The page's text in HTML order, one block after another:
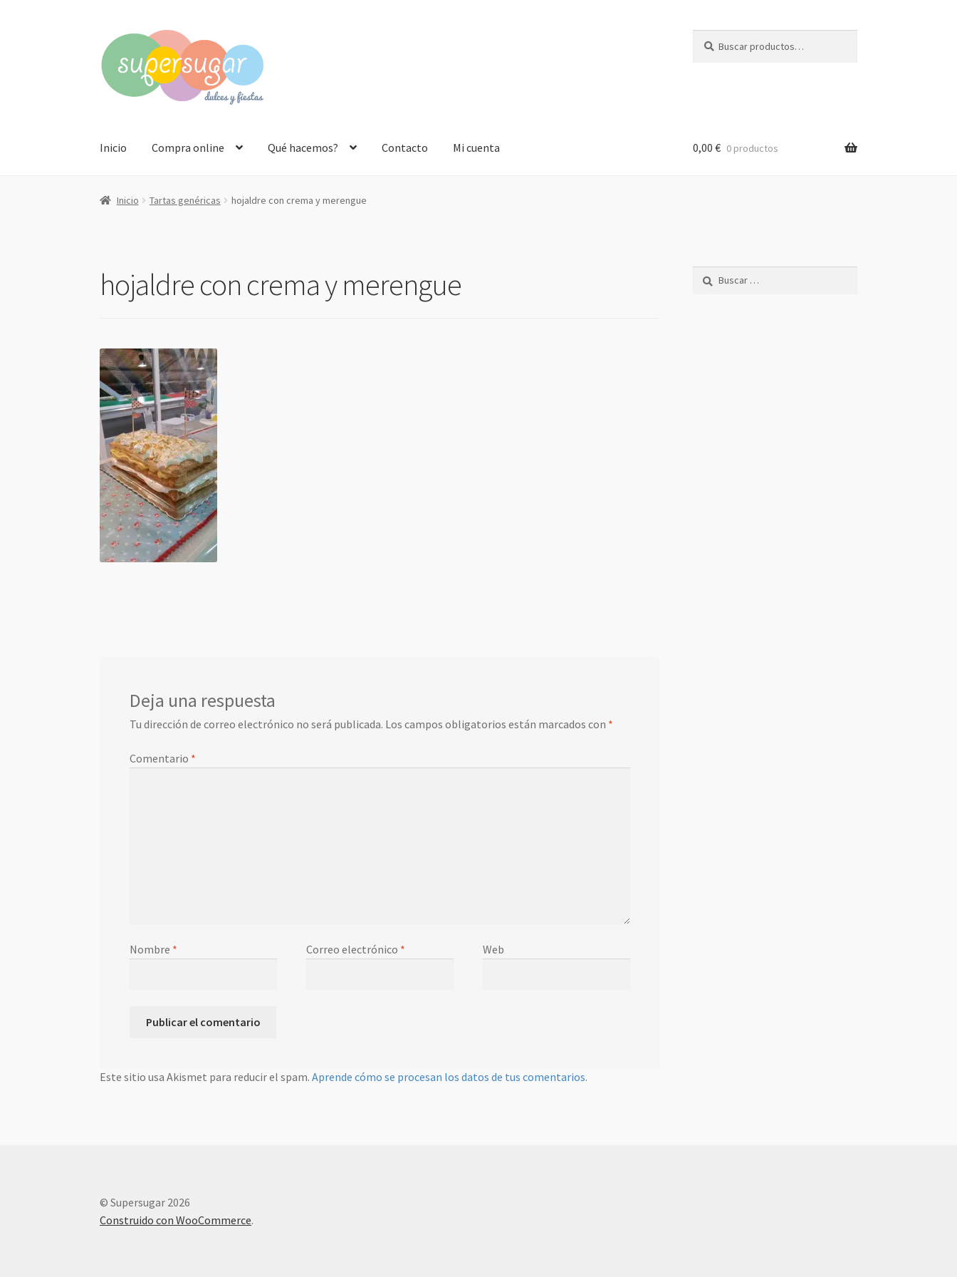
a
la
navegación
al
contenido
por:
Inicio Compra online Qué hacemos? Contacto Mi cuenta 0,00 € 0 productos
Inicio Tartas genéricas hojaldre con crema y merengue
hojaldre con crema y merengue
Deja una respuesta
Tu dirección de correo electrónico no será publicada. Los campos obligatorios están marcados con *
Comentario *
Nombre * Correo electrónico * Web
Este sitio usa Akismet para reducir el spam.Aprende cómo se procesan los datos de tus comentarios.
Buscar:
© Supersugar 2026
Construido con WooCommerce.